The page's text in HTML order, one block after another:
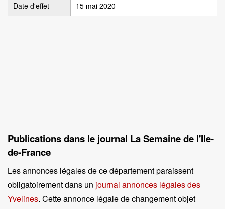
Date d'effet 15 mai 2020
Publications dans le journal La Semaine de l'Ile-
de-France
Les annonces légales de ce département paraissent
obligatoirement dans un journal annonces légales des
Yvelines. Cette annonce légale de changement objet